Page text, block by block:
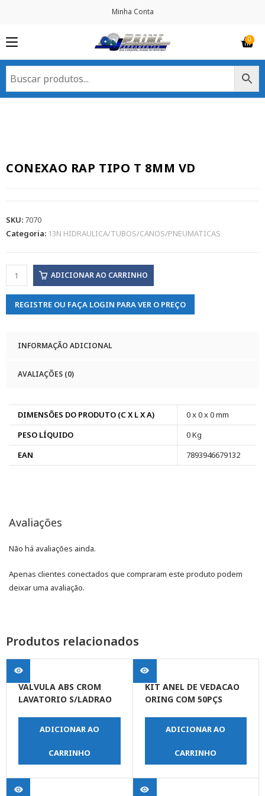
Minha Conta
CONEXAO RAP TIPO T 8MM VD
SKU: 7070
Categoria: 13N HIDRAULICA/TUBOS/CANOS/PNEUMATICAS
ADICIONAR AO CARRINHO
REGISTRE OU FAÇA LOGIN PARA VER O PREÇO
INFORMAÇÃO ADICIONAL
AVALIAÇÕES (0)
DIMENSÕES DO PRODUTO (C X L X A)
0 x 0 x 0 mm
PESO LÍQUIDO
0 Kg
EAN
7893946679132
Avaliações
Não há avaliações ainda.
Apenas clientes conectados que compraram este produto podem
deixar uma avaliação.
Produtos relacionados
VALVULA ABS CROM
LAVATORIO S/LADRAO
ADICIONAR AO
CARRINHO
KIT ANEL DE VEDACAO
ORING COM 50PÇS
ADICIONAR AO
CARRINHO